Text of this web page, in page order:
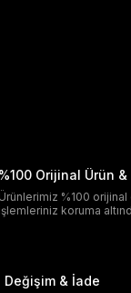
%100 Orijinal Ürün
Ürünlerimiz %100
işlemleriniz koruma
Değişim & İade